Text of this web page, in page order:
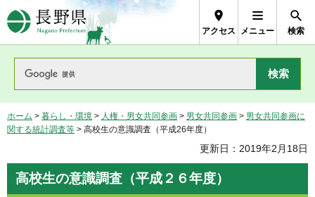
長野県Nagano Prefecture
アクセス メニュー 検索
ホーム > 暮らし・環境 > 人権・男女共同参画 > 男女共同参画 > 男女共同参画に
関する統計調査等 > 高校生の意識調査（平成26年度）
更新日：2019年2月18日
高校生の意識調査（平成２６年度）